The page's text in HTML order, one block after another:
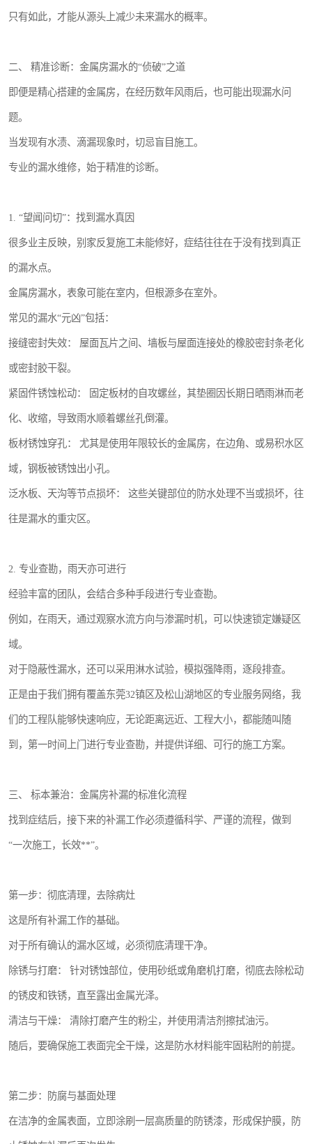
只有如此，才能从源头上减少未来漏水的概率。
二、 精准诊断：金属房漏水的“侦破”之道
即便是精心搭建的金属房，在经历数年风雨后，也可能出现漏水问
题。
当发现有水渍、滴漏现象时，切忌盲目施工。
专业的漏水维修，始于精准的诊断。
1. “望闻问切”：找到漏水真因
很多业主反映，别家反复施工未能修好，症结往往在于没有找到真正
的漏水点。
金属房漏水，表象可能在室内，但根源多在室外。
常见的漏水“元凶”包括：
接缝密封失效： 屋面瓦片之间、墙板与屋面连接处的橡胶密封条老化
或密封胶干裂。
紧固件锈蚀松动： 固定板材的自攻螺丝，其垫圈因长期日晒雨淋而老
化、收缩，导致雨水顺着螺丝孔倒灌。
板材锈蚀穿孔： 尤其是使用年限较长的金属房，在边角、或易积水区
域，钢板被锈蚀出小孔。
泛水板、天沟等节点损坏： 这些关键部位的防水处理不当或损坏，往
往是漏水的重灾区。
2. 专业查勘，雨天亦可进行
经验丰富的团队，会结合多种手段进行专业查勘。
例如，在雨天，通过观察水流方向与渗漏时机，可以快速锁定嫌疑区
域。
对于隐蔽性漏水，还可以采用淋水试验，模拟强降雨，逐段排查。
正是由于我们拥有覆盖东莞32镇区及松山湖地区的专业服务网络，我
们的工程队能够快速响应，无论距离远近、工程大小，都能随叫随
到，第一时间上门进行专业查勘，并提供详细、可行的施工方案。
三、 标本兼治：金属房补漏的标准化流程
找到症结后，接下来的补漏工作必须遵循科学、严谨的流程，做到
“一次施工，长效**”。
第一步：彻底清理，去除病灶
这是所有补漏工作的基础。
对于所有确认的漏水区域，必须彻底清理干净。
除锈与打磨： 针对锈蚀部位，使用砂纸或角磨机打磨，彻底去除松动
的锈皮和铁锈，直至露出金属光泽。
清洁与干燥： 清除打磨产生的粉尘，并使用清洁剂擦拭油污。
随后，要确保施工表面完全干燥，这是防水材料能牢固粘附的前提。
第二步：防腐与基面处理
在洁净的金属表面，立即涂刷一层高质量的防锈漆，形成保护膜，防